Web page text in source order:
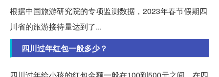
根据中国旅游研究院的专项监测数据，2023年春节假期四
川省的旅游接待量达到了...
四川过年红包一般多少？